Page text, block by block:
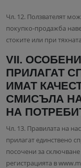
Чл. 12. Ползвателят
покупко-продажба
стоките или при
VII.
ПРИЛАГАТ
ИМАТ
СМИСЪЛА
НА
Чл. 13. Правилата на
прилагат единствено
посочени за
регистрацията в